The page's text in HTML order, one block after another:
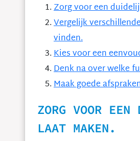
Zorg voor een
Vergelijk
vinden.
Kies voor een
Denk na over welke
Maak goede
ZORG VOOR
LAAT MAKEN.